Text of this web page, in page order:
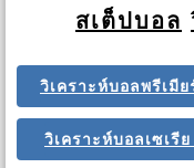
สเต็ปบอล
วิเคราะห์บอลพรีเมีย
วิเคราะห์บอลเซเรีย